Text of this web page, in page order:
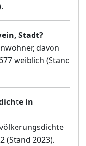
Stadt?
davon
weiblich (Stand
in
(Stand 2023).